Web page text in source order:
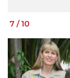
7 / 10